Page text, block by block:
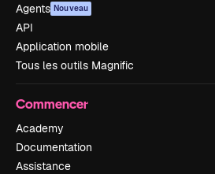
Agents Nouveau
API
Application mobile
Tous les outils Magnific
Commencer
Academy
Documentation
Assistance